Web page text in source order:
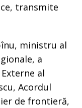
transmite
ministru al
a
al
Acordul
de frontieră,